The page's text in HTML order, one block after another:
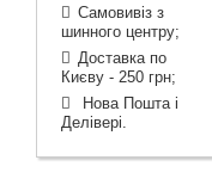
Самовивіз з
шинного центру;
Доставка по
Києву - 250 грн;
Нова Пошта і
Делівері.